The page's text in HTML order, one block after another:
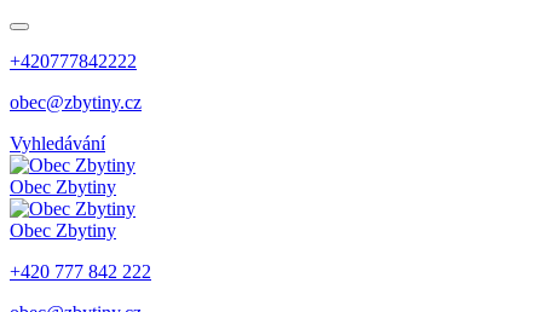
+420777842222
obec@zbytiny.cz
Vyhledávání
Obec Zbytiny
Obec Zbytiny
+420 777 842 222